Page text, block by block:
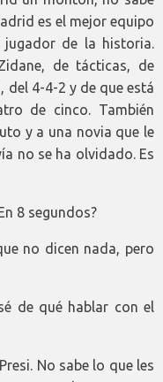
es el mejor equipo
de la historia.
de tácticas, de
del 4-4-2 y de que está
de cinco. También
y a una novia que le
no se ha olvidado. Es
8 segundos?
no dicen nada, pero
de qué hablar con el
No sabe lo que les